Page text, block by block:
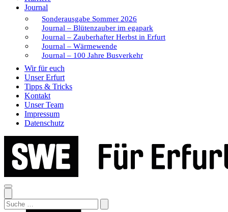
Journal
Sonderausgabe Sommer 2026
Journal – Blütenzauber im egapark
Journal – Zauberhafter Herbst in Erfurt
Journal – Wärmewende
Journal – 100 Jahre Busverkehr
Wir für euch
Unser Erfurt
Tipps & Tricks
Kontakt
Unser Team
Impressum
Datenschutz
Search